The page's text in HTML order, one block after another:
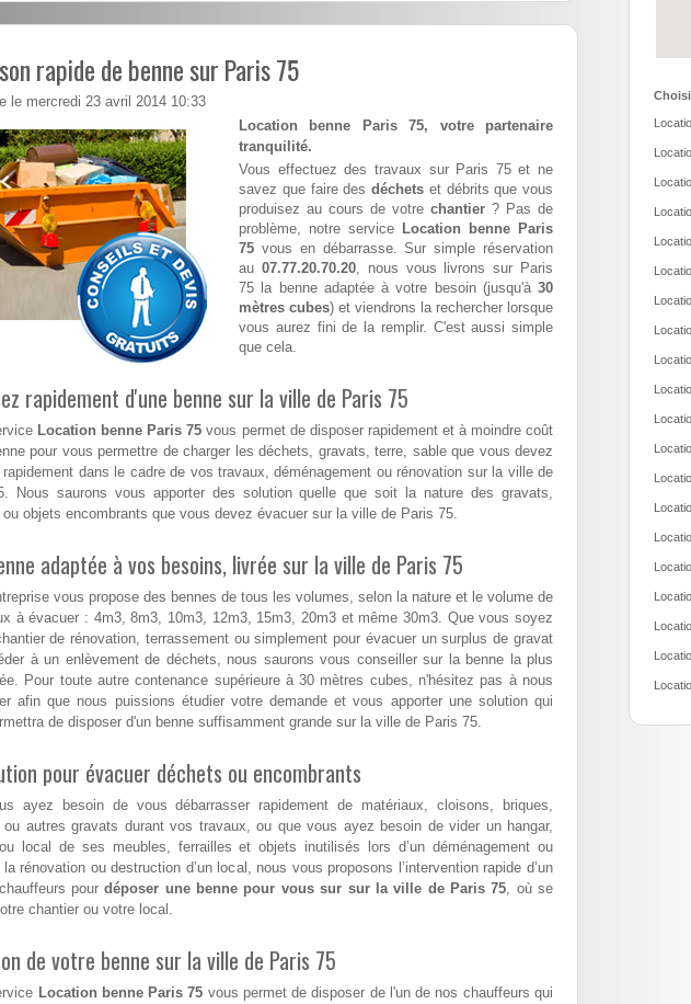
rapide de benne sur Paris 75
le mercredi 23 avril 2014 10:33
Location benne Paris 75, votre partenaire
tranquilité.
Vous effectuez des travaux sur Paris 75 et ne
savez que faire des déchets et débrits que vous
produisez au cours de votre chantier ? Pas de
problème, notre service
Location benne Paris
75 vous en débarrasse. Sur simple réservation
au 07.77.20.70.20, nous vous livrons sur Paris
75 la benne adaptée à votre besoin (jusqu'à 30
mètres cubes) et viendrons la rechercher lorsque
vous aurez fini de la remplir. C'est aussi simple
que cela.
rapidement d'une benne sur la ville de Paris 75
Location benne Paris 75 vous permet de disposer rapidement et à moindre coût
pour vous permettre de charger les déchets, gravats, terre, sable que vous devez
rapidement dans le cadre de vos travaux, déménagement ou rénovation sur la ville de
Nous saurons vous apporter des solution quelle que soit la nature des gravats,
objets encombrants que vous devez évacuer sur la ville de Paris 75.
adaptée à vos besoins, livrée sur la ville de Paris 75
vous propose des bennes de tous les volumes, selon la nature et le volume de
à évacuer : 4m3, 8m3, 10m3, 12m3, 15m3, 20m3 et même 30m3. Que vous soyez
de rénovation, terrassement ou simplement pour évacuer un surplus de gravat
à un enlèvement de déchets, nous saurons vous conseiller sur la benne la plus
Pour toute autre contenance supérieure à 30 mètres cubes, n'hésitez pas à nous
afin que nous puissions étudier votre demande et vous apporter une solution qui
de disposer d'un benne suffisamment grande sur la ville de Paris 75.
pour évacuer déchets ou encombrants
ayez besoin de vous débarrasser rapidement de matériaux, cloisons, briques,
ou autres gravats durant vos travaux, ou que vous ayez besoin de vider un hangar,
local de ses meubles, ferrailles et objets inutilisés lors d’un déménagement ou
la rénovation ou destruction d’un local, nous vous proposons l’intervention rapide d’un
pourdéposer une benne pour vous sur sur la ville de Paris 75, où se
chantier ou votre local.
de votre benne sur la ville de Paris 75
Location benne Paris 75 vous permet de disposer de l'un de nos chauffeurs qui